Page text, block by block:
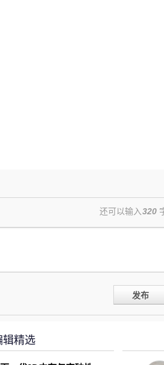
还可以输入320
发布
辑精选